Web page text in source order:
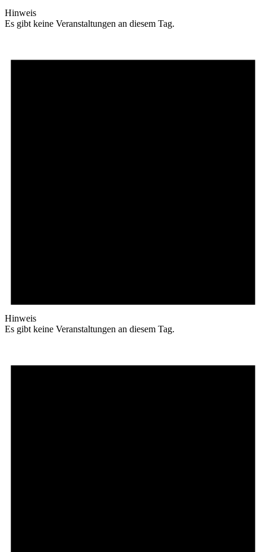
Hinweis
Es gibt keine Veranstaltungen an diesem Tag.
Hinweis
Es gibt keine Veranstaltungen an diesem Tag.